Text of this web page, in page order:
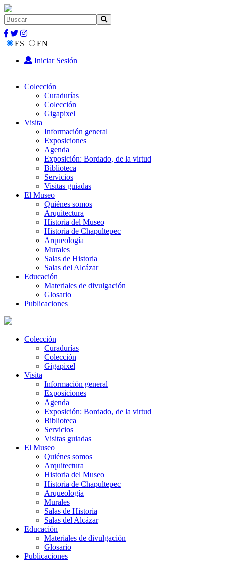
ES
EN
Iniciar Sesión
Colección
Curadurías
Colección
Gigapixel
Visita
Información general
Exposiciones
Agenda
Exposición: Bordado, de la virtud
Biblioteca
Servicios
Visitas guiadas
El Museo
Quiénes somos
Arquitectura
Historia del Museo
Historia de Chapultepec
Arqueología
Murales
Salas de Historia
Salas del Alcázar
Educación
Materiales de divulgación
Glosario
Publicaciones
Colección
Curadurías
Colección
Gigapixel
Visita
Información general
Exposiciones
Agenda
Exposición: Bordado, de la virtud
Biblioteca
Servicios
Visitas guiadas
El Museo
Quiénes somos
Arquitectura
Historia del Museo
Historia de Chapultepec
Arqueología
Murales
Salas de Historia
Salas del Alcázar
Educación
Materiales de divulgación
Glosario
Publicaciones